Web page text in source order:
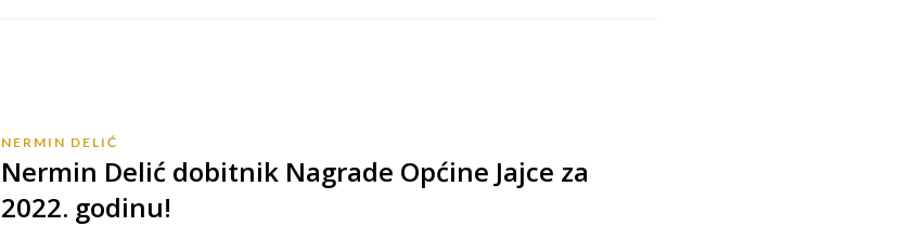
NERMIN DELIĆ
Nermin Delić dobitnik Nagrade Općine Jajce za
2022. godinu!